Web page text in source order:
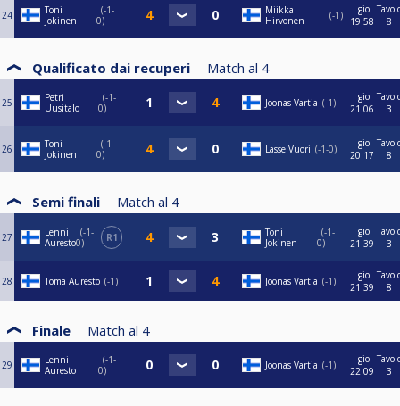
24
Toni
Jokinen
-1-
0
Miikka
Hirvonen
-1
gio
19:58
8
Qualificato dai recuperi Match al 4
25
Petri
Uusitalo
-1-
0
Joonas Vartia -1
gio
21:06
3
26
Toni
Jokinen
-1-
0
Lasse Vuori -1-0
gio
20:17
8
Semi finali Match al 4
27
Lenni
Auresto
-1-
0
R1
Toni
Jokinen
-1-
0
gio
21:39
3
28 Toma Auresto -1 Joonas Vartia -1
gio
21:39
8
Finale Match al 4
29
Lenni
Auresto
-1-
0
Joonas Vartia -1
gio
22:09
3